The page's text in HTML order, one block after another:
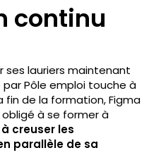
continu
ses lauriers maintenant
Pôle emploi touche à
fin de la formation, Figma
obligé à se former à
creuser les
parallèle de sa